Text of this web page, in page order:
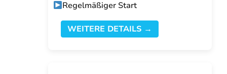
Regelmäßiger Start
WEITERE DETAILS →